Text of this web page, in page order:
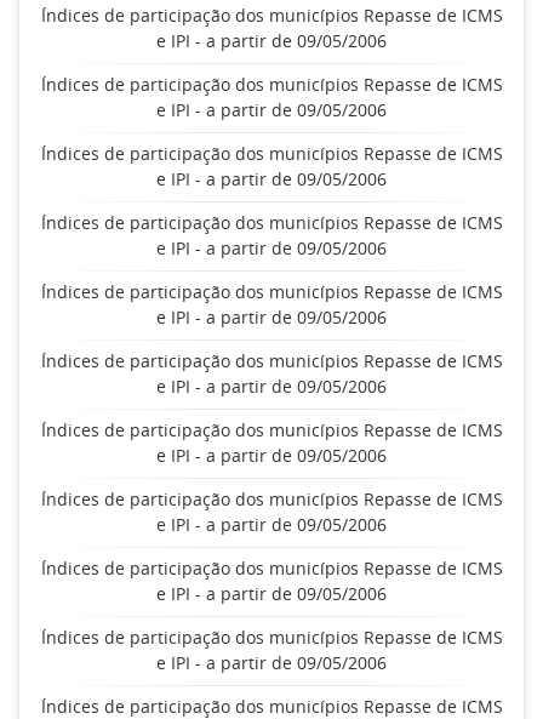
Índices de participação dos municípios Repasse de ICMS
e IPI - a partir de 09/05/2006
Índices de participação dos municípios Repasse de ICMS
e IPI - a partir de 09/05/2006
Índices de participação dos municípios Repasse de ICMS
e IPI - a partir de 09/05/2006
Índices de participação dos municípios Repasse de ICMS
e IPI - a partir de 09/05/2006
Índices de participação dos municípios Repasse de ICMS
e IPI - a partir de 09/05/2006
Índices de participação dos municípios Repasse de ICMS
e IPI - a partir de 09/05/2006
Índices de participação dos municípios Repasse de ICMS
e IPI - a partir de 09/05/2006
Índices de participação dos municípios Repasse de ICMS
e IPI - a partir de 09/05/2006
Índices de participação dos municípios Repasse de ICMS
e IPI - a partir de 09/05/2006
Índices de participação dos municípios Repasse de ICMS
e IPI - a partir de 09/05/2006
Índices de participação dos municípios Repasse de ICMS